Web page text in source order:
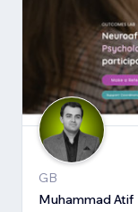
GB
Muhammad Atif